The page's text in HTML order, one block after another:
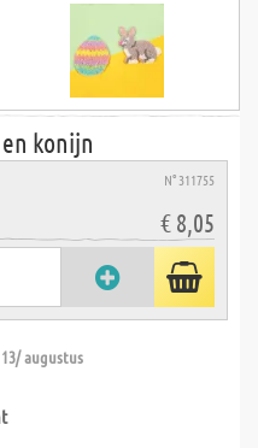
konijn
N° 311755
€ 8,05
augustus